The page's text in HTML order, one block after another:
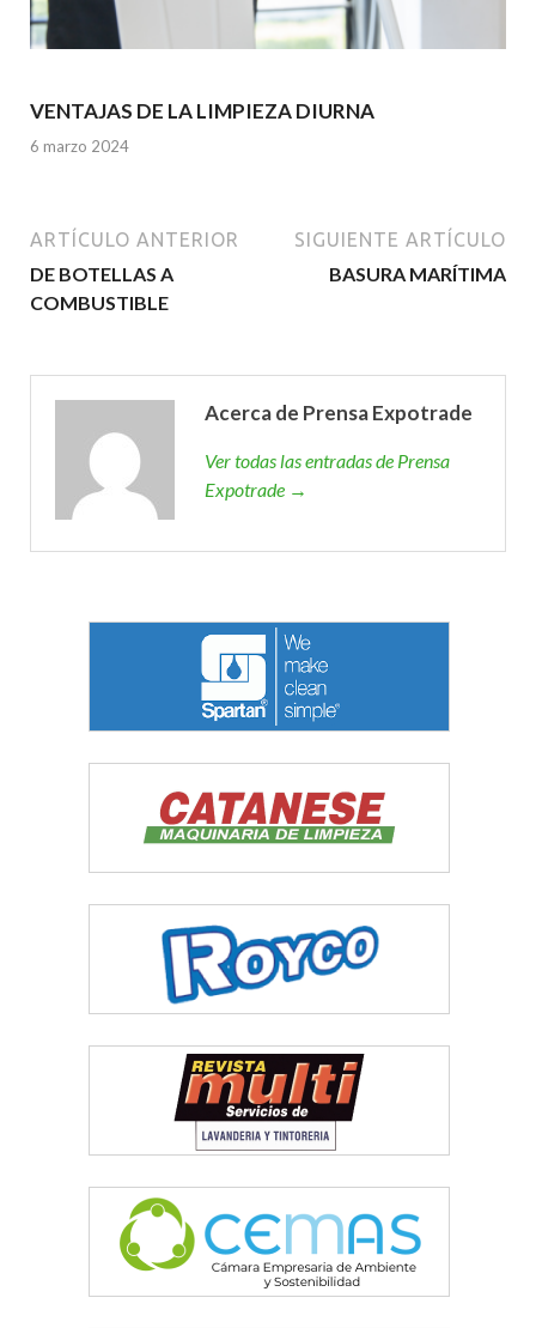
VENTAJAS DE LA LIMPIEZA DIURNA
6 marzo 2024
ARTÍCULO ANTERIOR
DE BOTELLAS A
COMBUSTIBLE
SIGUIENTE ARTÍCULO
BASURA MARÍTIMA
Acerca de Prensa Expotrade
Ver todas las entradas de Prensa
Expotrade →